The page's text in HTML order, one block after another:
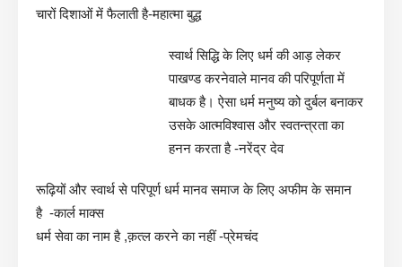
चारों दिशाओं में फैलाती है-महात्मा बुद्ध
स्वार्थ सिद्धि के लिए धर्म की आड़ लेकर
पाखण्ड करनेवाले मानव की परिपूर्णता में
बाधक है। ऐसा धर्म मनुष्य को दुर्बल बनाकर
उसके आत्मविश्वास और स्वतन्त्रता का
हनन करता है -नरेंद्र देव
रूढ़ियों और स्वार्थ से परिपूर्ण धर्म मानव समाज के लिए अफीम के समान
है -कार्ल माक्स
धर्म सेवा का नाम है ,क़त्ल करने का नहीं -प्रेमचंद